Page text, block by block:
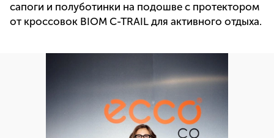
сапоги и полуботинки на подошве с протектором
от кроссовок BIOM C-TRAIL для активного отдыха.